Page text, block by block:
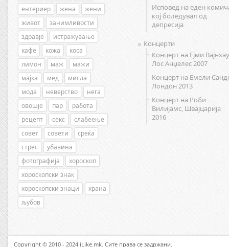
ентериер
жена
жени
живот
занимливости
здравје
истражување
кафе
кожа
коса
лимон
маж
мажи
мајка
мед
мисла
мода
неверство
нега
овошје
пар
работа
рецепт
секс
слабеење
совет
совети
среќа
стрес
убавина
фотографија
хороскоп
хороскопски знак
хороскопски знаци
храна
љубов
Исповед на еден
кој боледувал од
депресија
Концерти
Концерт на Ејми
Лос Анџелес 2007
Концерт на Емели
Лондон 2013
Концерт на Роби
Вилијамс, Швајцарија
2016
Copyright © 2010 - 2024 iLike.mk. Сите права се задржани.